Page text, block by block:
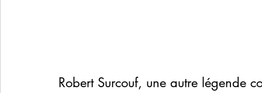
Robert Surcouf, une autre légende